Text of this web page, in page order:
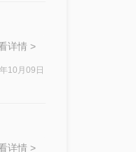
详情 >
10月09日
详情 >